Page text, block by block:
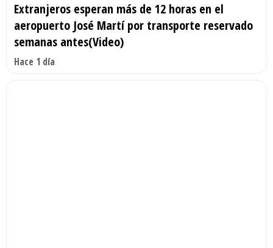
Extranjeros esperan más de 12 horas en el
aeropuerto José Martí por transporte reservado
semanas antes(Video)
Hace 1 día